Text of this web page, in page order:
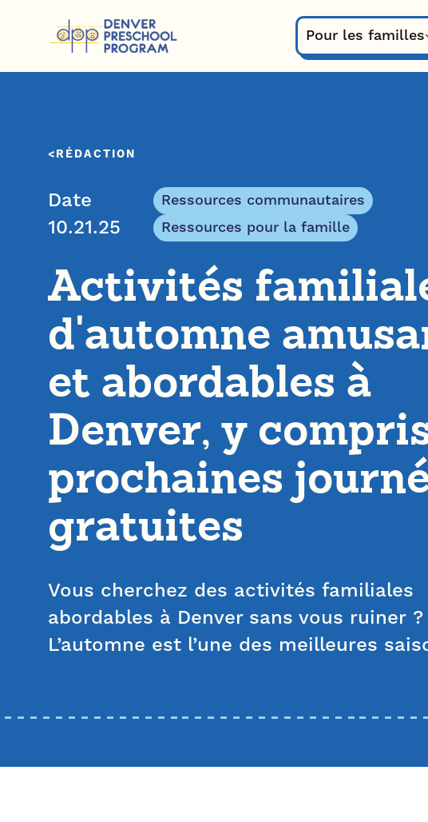
Pour les familles
RÉDACTION
Date
10.21.25
Ressources communautaires
Ressources pour la famille
Activités
d'automne
et abordables à
Denver, y
prochaines
gratuites
Vous cherchez des activités familiales
abordables à Denver sans vous ruiner ?
L’automne est l’une des meilleures